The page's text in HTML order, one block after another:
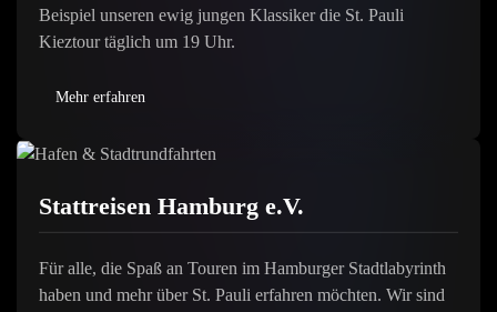
Beispiel unseren ewig jungen Klassiker die St. Pauli
Kieztour täglich um 19 Uhr.
Mehr erfahren
Stattreisen Hamburg e.V.
Für alle, die Spaß an Touren im Hamburger Stadtlabyrinth
haben und mehr über St. Pauli erfahren möchten. Wir sind